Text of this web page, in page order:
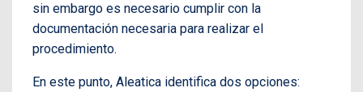
sin embargo es necesario cumplir con la
documentación necesaria para realizar el
procedimiento.
En este punto, Aleatica identifica dos opciones: